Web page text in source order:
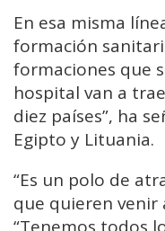
En esa misma
formación
formaciones que
hospital van a
diez países”, ha
Egipto y Lituania.
“Es un polo de
que quieren venir